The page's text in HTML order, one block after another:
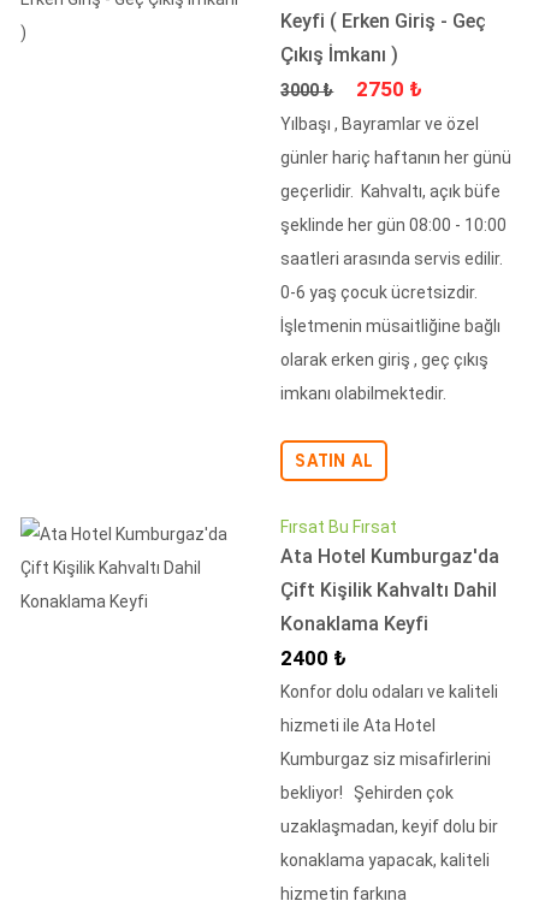
Keyfi ( Erken Giriş - Geç
Çıkış İmkanı )
Fiyat
3000 ₺ İndirimli Fiyat
2750 ₺
Yılbaşı , Bayramlar ve özel
günler hariç haftanın her günü
geçerlidir. Kahvaltı, açık büfe
şeklinde her gün 08:00 - 10:00
saatleri arasında servis edilir.
0-6 yaş çocuk ücretsizdir.
İşletmenin müsaitliğine bağlı
olarak erken giriş , geç çıkış
imkanı olabilmektedir.
SATIN AL
Fırsat Bu Fırsat
Ata Hotel Kumburgaz'da
Çift Kişilik Kahvaltı Dahil
Konaklama Keyfi
İndirimli Fiyat
2400 ₺
Konfor dolu odaları ve kaliteli
hizmeti ile Ata Hotel
Kumburgaz siz misafirlerini
bekliyor! Şehirden çok
uzaklaşmadan, keyif dolu bir
konaklama yapacak, kaliteli
hizmetin farkına